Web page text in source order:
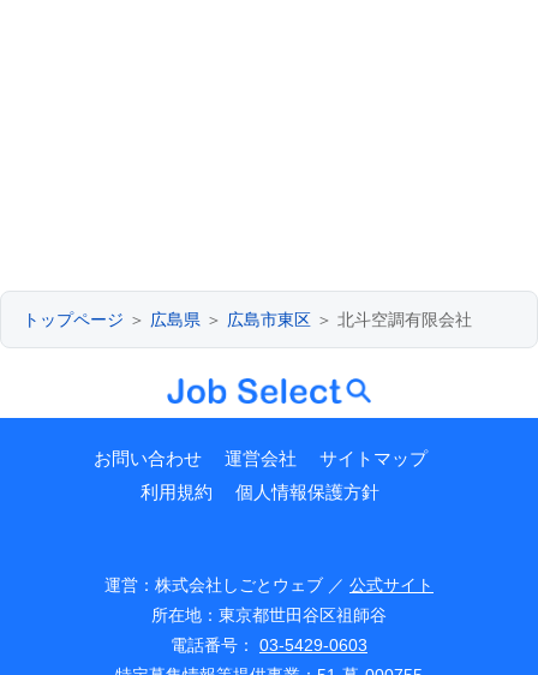
トップページ ＞ 広島県 ＞ 広島市東区 ＞ 北斗空調有限会社
お問い合わせ 運営会社
サイトマップ
利用規約
個人情報保護方針
運営：株式会社しごとウェブ ／ 公式サイト
所在地：東京都世田谷区祖師谷
電話番号： 03-5429-0603